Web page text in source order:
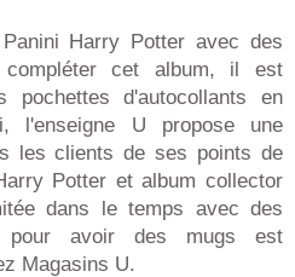
Harry Potter avec des
cet album, il est
pochettes d'autocollants en
l'enseigne U propose une
les clients de ses points de
Potter et album collector
dans le temps avec des
pour avoir des mugs est
Magasins U.